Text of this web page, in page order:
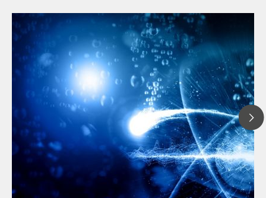
2025
【コ
のよ
// 記事
// 金属＆鉱物
// 自動車＆航空機